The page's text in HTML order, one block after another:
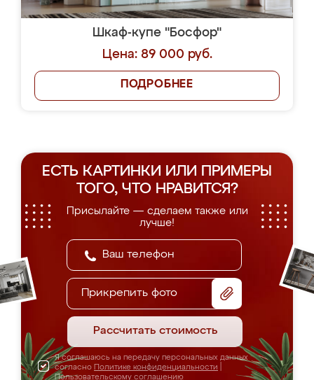
Шкаф-купе "Босфор"
Цена: 89 000 руб.
ПОДРОБНЕЕ
ЕСТЬ КАРТИНКИ ИЛИ ПРИМЕРЫ
ТОГО, ЧТО НРАВИТСЯ?
Присылайте — сделаем также или
лучше!
Прикрепить фото
Рассчитать стоимость
Я соглашаюсь на передачу персональных данных
согласно Политике конфиденциальности
Пользовательскому соглашению